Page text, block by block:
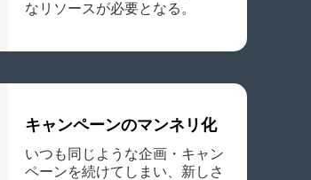
なリソースが必要となる。
キャンペーンのマンネリ化
いつも同じような企画・キャン
ペーンを続けてしまい、新しさ